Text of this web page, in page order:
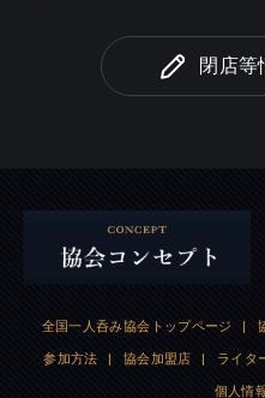
閉店等
全国一人呑み協会トップページ |
参加方法 | 協会加盟店 | ライタ
個人情